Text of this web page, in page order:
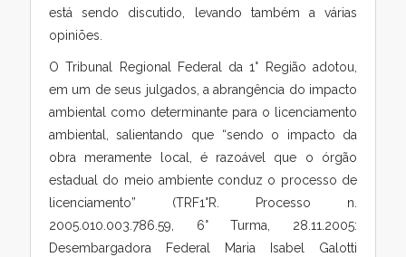
está sendo discutido, levando também a várias
opiniões.
O Tribunal Regional Federal da 1° Região adotou,
em um de seus julgados, a abrangência do impacto
ambiental como determinante para o licenciamento
ambiental, salientando que “sendo o impacto da
obra meramente local, é razoável que o órgão
estadual do meio ambiente conduz o processo de
licenciamento” (TRF1°R. Processo n.
2005.010.003.786.59, 6° Turma, 28.11.2005:
Desembargadora Federal Maria Isabel Galotti